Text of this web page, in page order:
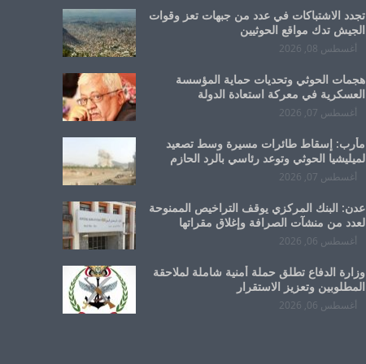
تجدد الاشتباكات في عدد من جبهات تعز وقوات
الجيش تدك مواقع الحوثيين
أغسطس 08, 2026
هجمات الحوثي وتحديات حماية المؤسسة
العسكرية في معركة استعادة الدولة
أغسطس 07, 2026
مأرب: إسقاط طائرات مسيرة وسط تصعيد
لميليشيا الحوثي وتوعد رئاسي بالرد الحازم
أغسطس 07, 2026
عدن: البنك المركزي يوقف التراخيص الممنوحة
لعدد من منشآت الصرافة وإغلاق مقراتها
أغسطس 06, 2026
وزارة الدفاع تطلق حملة أمنية شاملة لملاحقة
المطلوبين وتعزيز الاستقرار
أغسطس 06, 2026